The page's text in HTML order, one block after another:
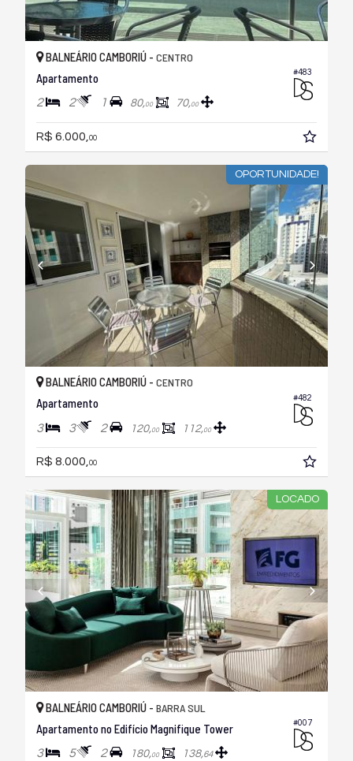
#483
BALNEÁRIO CAMBORIÚ - CENTRO
Apartamento
2 2 1 80,00 70,00
R$ 6.000, 00
OPORTUNIDADE!
#482
BALNEÁRIO CAMBORIÚ - CENTRO
Apartamento
3 3 2 120,00 112,00
R$ 8.000,00
LOCADO
#007
BALNEÁRIO CAMBORIÚ - BARRA SUL
Apartamento no Edifício Magnifique Tower
3 5 2 180,00 138,64